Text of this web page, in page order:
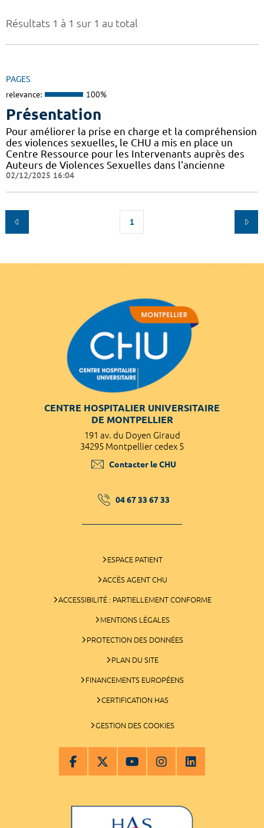
Résultats 1 à 1 sur 1 au total
PAGES
relevance: 100%
Présentation
Pour améliorer la prise en charge et la compréhension
des violences sexuelles, le CHU a mis en place un
Centre Ressource pour les Intervenants auprès des
Auteurs de Violences Sexuelles dans l'ancienne
02/12/2025 16:04
1
CENTRE HOSPITALIER UNIVERSITAIRE
DE MONTPELLIER
191 av. du Doyen Giraud
34295 Montpellier cedex 5
Contacter le CHU
04 67 33 67 33
ESPACE PATIENT
ACCÈS AGENT CHU
ACCESSIBILITÉ : PARTIELLEMENT CONFORME
MENTIONS LÉGALES
PROTECTION DES DONNÉES
PLAN DU SITE
FINANCEMENTS EUROPÉENS
CERTIFICATION HAS
GESTION DES COOKIES